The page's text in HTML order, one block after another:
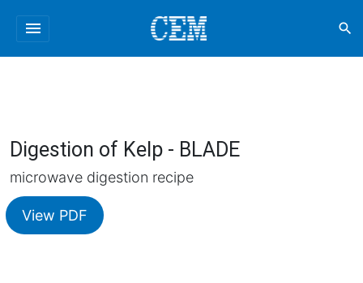
menu search
Digestion of Kelp - BLADE
microwave digestion recipe
View PDF